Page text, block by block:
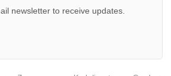
newsletter to receive updates.